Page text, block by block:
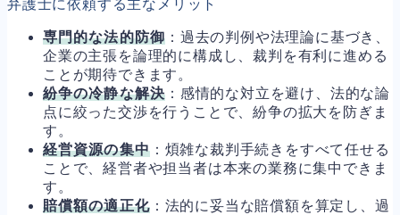
弁護士に依頼する主なメリット
専門的な法的防御：過去の判例や法理論に基づき、
企業の主張を論理的に構成し、裁判を有利に進める
ことが期待できます。
紛争の冷静な解決：感情的な対立を避け、法的な論
点に絞った交渉を行うことで、紛争の拡大を防ぎま
す。
経営資源の集中：煩雑な裁判手続きをすべて任せる
ことで、経営者や担当者は本来の業務に集中できま
す。
賠償額の適正化：法的に妥当な賠償額を算定し、過